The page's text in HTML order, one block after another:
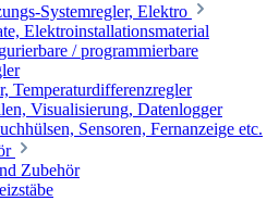
Systemregler, Elektro
Elektroinstallationsmaterial
/ programmierbare
Temperaturdifferenzregler
Visualisierung, Datenlogger
Sensoren, Fernanzeige etc.
Zubehör